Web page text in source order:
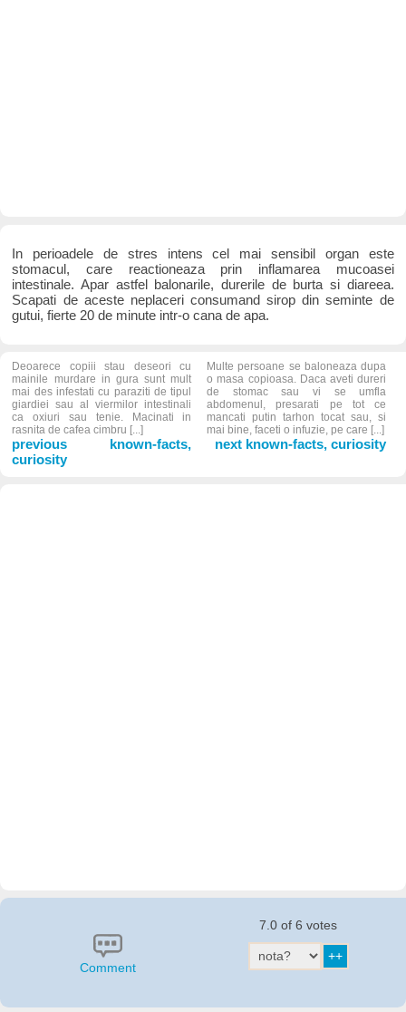
In perioadele de stres intens cel mai sensibil organ este
stomacul, care reactioneaza prin inflamarea mucoasei
intestinale. Apar astfel balonarile, durerile de burta si diareea.
Scapati de aceste neplaceri consumand sirop din seminte de
gutui, fierte 20 de minute intr-o cana de apa.
Deoarece copiii stau deseori cu
mainile murdare in gura sunt mult
mai des infestati cu paraziti de tipul
giardiei sau al viermilor intestinali
ca oxiuri sau tenie. Macinati in
rasnita de cafea cimbru [...]
previous known-facts,
curiosity
Multe persoane se baloneaza dupa
o masa copioasa. Daca aveti dureri
de stomac sau vi se umfla
abdomenul, presarati pe tot ce
mancati putin tarhon tocat sau, si
mai bine, faceti o infuzie, pe care [...]
next known-facts, curiosity
Comment
7.0 of 6 votes